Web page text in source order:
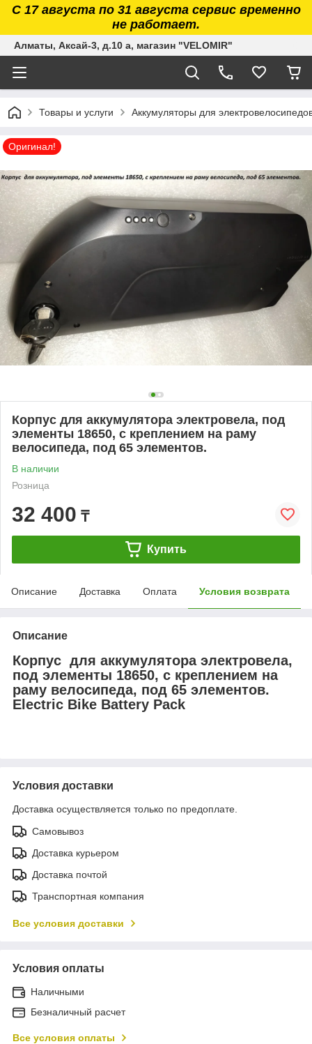
С 17 августа по 31 августа сервис временно
не работает.
Алматы, Аксай-3, д.10 а, магазин "VELOMIR"
Товары и услуги Аккумуляторы для
Оригинал!
Корпус для аккумулятора электровела, под
элементы 18650, с креплением на раму
велосипеда, под 65 элементов.
В наличии
Розница
32 400 ₸
Купить
Описание Доставка Оплата Условия возврата
Описание
Корпус для аккумулятора электровела,
под элементы 18650, с креплением на
раму велосипеда, под 65 элементов.
Electric Bike Battery Pack
Условия доставки
Доставка осуществляется только по предоплате.
Самовывоз
Доставка курьером
Доставка почтой
Транспортная компания
Все условия доставки
Условия оплаты
Наличными
Безналичный расчет
Все условия оплаты